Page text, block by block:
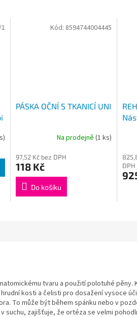
PÁSKA OČNÍ S TKANICÍ UNI
Na prodejně(1 ks)
97,52 Kč bez DPH
118 Kč
Do košíku
Kód: 8594744004445
DPH
tvaru a použití polotuhé pěny.
kosti a čelisti pro dosažení vysoce
To může být během spánku nebo v
suchu, zajišťuje, že ortéza se velmi